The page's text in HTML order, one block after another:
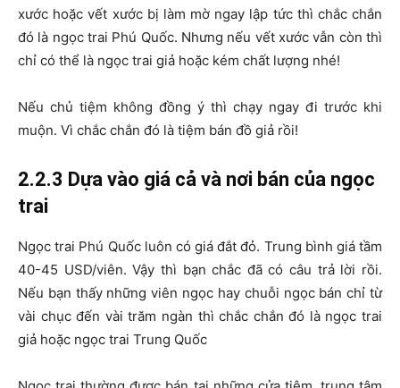
xước hoặc vết xước bị làm mờ ngay lập tức thì chắc chắn
đó là ngọc trai Phú Quốc. Nhưng nếu vết xước vẫn còn thì
chỉ có thể là ngọc trai giả hoặc kém chất lượng nhé!
Nếu chủ tiệm không đồng ý thì chạy ngay đi trước khi
muộn. Vì chắc chắn đó là tiệm bán đồ giả rồi!
2.2.3 Dựa vào giá cả và nơi bán của ngọc
trai
Ngọc trai Phú Quốc luôn có giá đắt đỏ. Trung bình giá tầm
40-45 USD/viên. Vậy thì bạn chắc đã có câu trả lời rồi.
Nếu bạn thấy những viên ngọc hay chuỗi ngọc bán chỉ từ
vài chục đến vài trăm ngàn thì chắc chắn đó là ngọc trai
giả hoặc ngọc trai Trung Quốc